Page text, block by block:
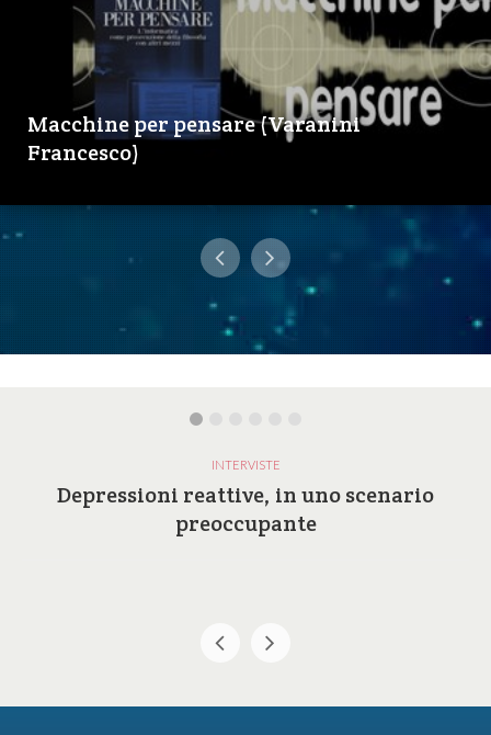
Macchine per pensare (Varanini
Francesco)
INTERVISTE
Depressioni reattive, in uno scenario
preoccupante